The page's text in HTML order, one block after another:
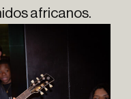
africanos.